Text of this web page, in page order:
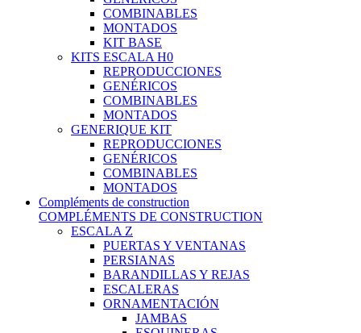
COMBINABLES
MONTADOS
KIT BASE
KITS ESCALA H0
REPRODUCCIONES
GENÉRICOS
COMBINABLES
MONTADOS
GENERIQUE KIT
REPRODUCCIONES
GENÉRICOS
COMBINABLES
MONTADOS
Compléments de construction
COMPLÉMENTS DE CONSTRUCTION
ESCALA Z
PUERTAS Y VENTANAS
PERSIANAS
BARANDILLAS Y REJAS
ESCALERAS
ORNAMENTACIÓN
JAMBAS